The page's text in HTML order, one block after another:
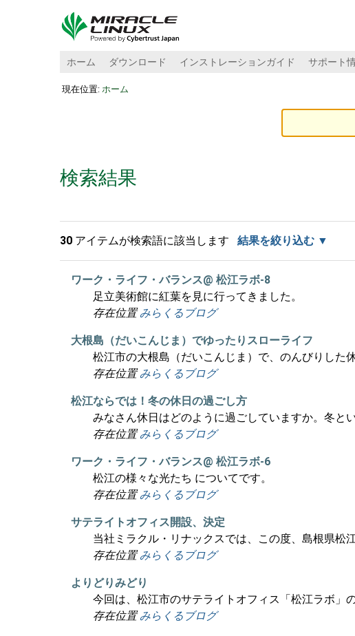
ホーム ダウンロード インストレーションガイド サポート
現在位置: ホーム
検索結果
30 アイテムが検索語に該当します 結果を絞り込む
ワーク・ライフ・バランス@ 松江ラボ-8
足立美術館に紅葉を見に行ってきました。
存在位置 みらくるブログ
大根島（だいこんじま）でゆったりスローライフ
松江市の大根島（だいこんじま）で、のんびりした
存在位置 みらくるブログ
松江ならでは！冬の休日の過ごし方
みなさん休日はどのように過ごしていますか。冬と
存在位置 みらくるブログ
ワーク・ライフ・バランス@ 松江ラボ-6
松江の様々な光たち についてです。
存在位置 みらくるブログ
サテライトオフィス開設、決定
当社ミラクル・リナックスでは、この度、島根県松
存在位置 みらくるブログ
よりどりみどり
今回は、松江市のサテライトオフィス「松江ラボ」
存在位置 みらくるブログ